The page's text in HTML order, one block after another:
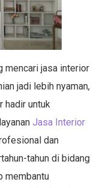
mencari jasa interior
jadi lebih nyaman,
hadir untuk
Jasa Interior
dan
tahun di bidang
membantu